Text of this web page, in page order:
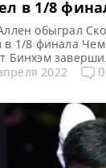
в 1/8
2022
обыграл
1/8 финала
Бинхэм
со счетом
2022 0